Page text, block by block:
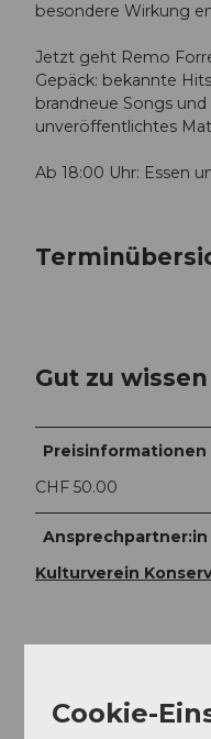
besondere Wirkung
Jetzt geht Remo
Gepäck: bekannte
brandneue Songs
unveröffentlichtes
Ab 18:00 Uhr: Essen
Gut zu wissen
Preisinformationen
CHF 50.00
Ansprechpartner:in
Kulturverein
In der Nähe
Cookie-